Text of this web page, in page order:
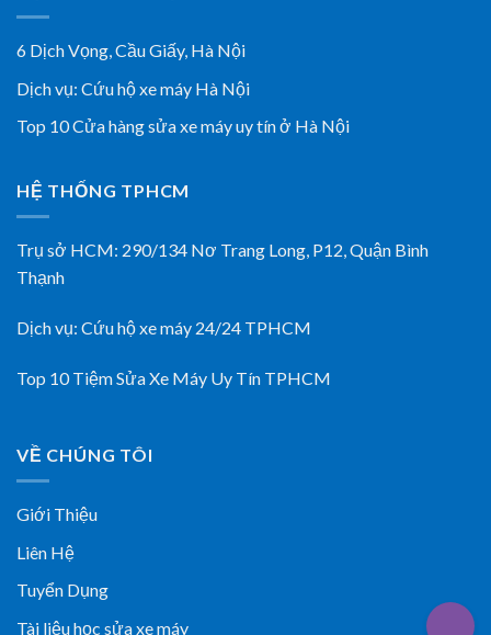
6 Dịch Vọng, Cầu Giấy, Hà Nội
Dịch vụ: Cứu hộ xe máy Hà Nội
Top 10 Cửa hàng sửa xe máy uy tín ở Hà Nội
HỆ THỐNG TPHCM
Trụ sở HCM: 290/134 Nơ Trang Long, P12, Quận Bình
Thạnh
Dịch vụ: Cứu hộ xe máy 24/24 TPHCM
Top 10 Tiệm Sửa Xe Máy Uy Tín TPHCM
VỀ CHÚNG TÔI
Giới Thiệu
Liên Hệ
Tuyển Dụng
Tài liệu học sửa xe máy